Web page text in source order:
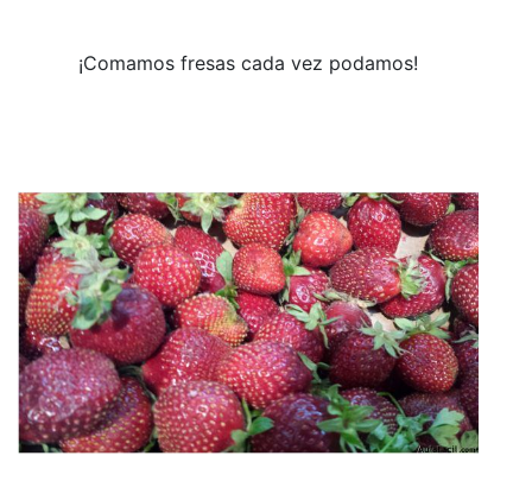
¡Comamos fresas cada vez podamos!